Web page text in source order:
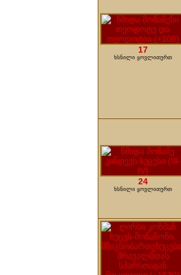
17
ხსნილი ყოვლითურთ
24
ხსნილი ყოვლითურთ